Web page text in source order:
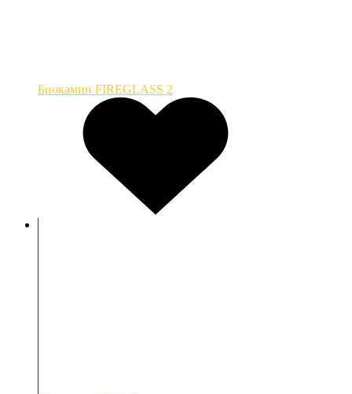
Биокамин FIREGLASS 2